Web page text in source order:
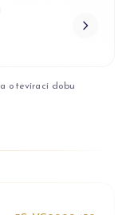
otevírací dobu